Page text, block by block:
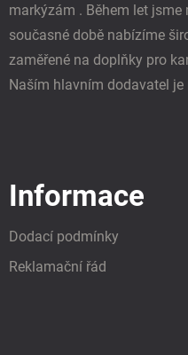
markýzám . Během let
současné době nabízíme
zaměřené na doplňky pro
Naším hlavním dodavatel
Informace
Dodací podmínky
Reklamační řád